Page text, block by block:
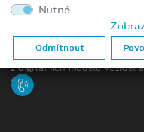
Prohlášení o
Při tvorbě videí a obrázků
tradičních fotografií či videí,
z digitálních modelů vozidel
AI).
Nutné
Odmítnout